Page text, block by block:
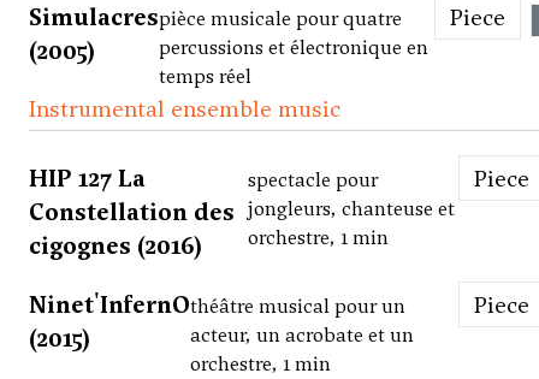
Simulacres
(2005)
pièce musicale pour quatre
percussions et électronique en
temps réel
Piece
Instrumental ensemble music
HIP 127 La
Constellation des
cigognes (2016)
spectacle pour
jongleurs, chanteuse et
orchestre, 1 min
Piece
Ninet'InfernO
(2015)
théâtre musical pour un
acteur, un acrobate et un
orchestre, 1 min
Piece